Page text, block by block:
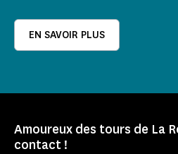
EN SAVOIR PLUS
Amoureux des tours de La
contact !